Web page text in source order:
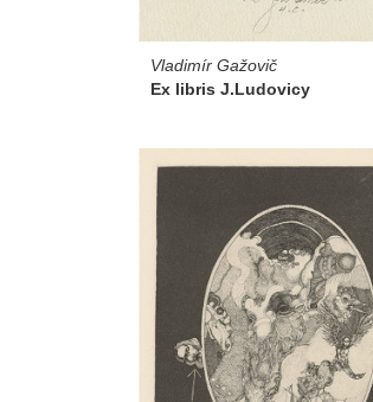
Vladimír Gažovič
Ex libris J.Ludovicy